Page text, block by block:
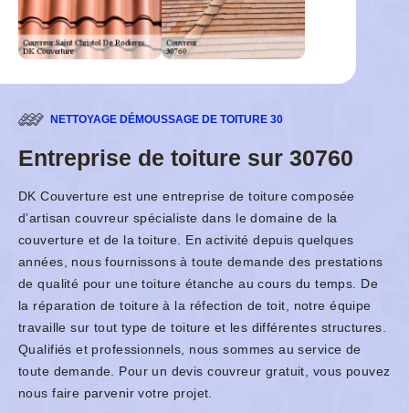
NETTOYAGE DÉMOUSSAGE DE TOITURE 30
Entreprise de toiture sur 30760
DK Couverture est une entreprise de toiture composée
d’artisan couvreur spécialiste dans le domaine de la
couverture et de la toiture. En activité depuis quelques
années, nous fournissons à toute demande des prestations
de qualité pour une toiture étanche au cours du temps. De
la réparation de toiture à la réfection de toit, notre équipe
travaille sur tout type de toiture et les différentes structures.
Qualifiés et professionnels, nous sommes au service de
toute demande. Pour un devis couvreur gratuit, vous pouvez
nous faire parvenir votre projet.